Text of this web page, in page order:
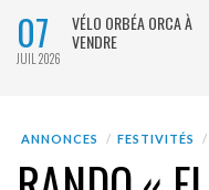
07
JUIL 2026
VÉLO ORBÉA ORCA À
VENDRE
ANNONCES FESTIVITÉS